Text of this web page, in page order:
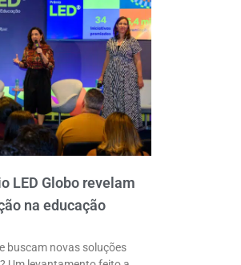
LED Globo revelam
na educação
buscam novas soluções